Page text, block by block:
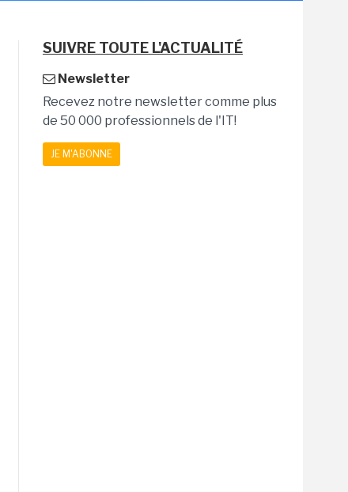
SUIVRE TOUTE L'ACTUALITÉ
Newsletter
Recevez notre newsletter comme plus
de 50 000 professionnels de l'IT!
JE M'ABONNE